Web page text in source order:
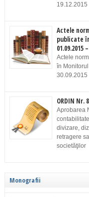
19.12.2015
Actele
publicate
01.09.2015
Actele
în
30.09.2015
ORDIN Nr.
Aprobarea
divizare,
retragere
societăţilor
Monografii